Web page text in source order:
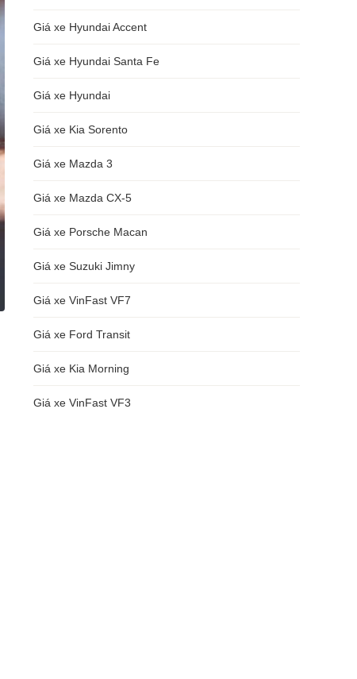
Giá xe Hyundai Accent
Giá xe Hyundai Santa Fe
Giá xe Hyundai
Giá xe Kia Sorento
Giá xe Mazda 3
Giá xe Mazda CX-5
Giá xe Porsche Macan
Giá xe Suzuki Jimny
Giá xe VinFast VF7
Giá xe Ford Transit
Giá xe Kia Morning
Giá xe VinFast VF3